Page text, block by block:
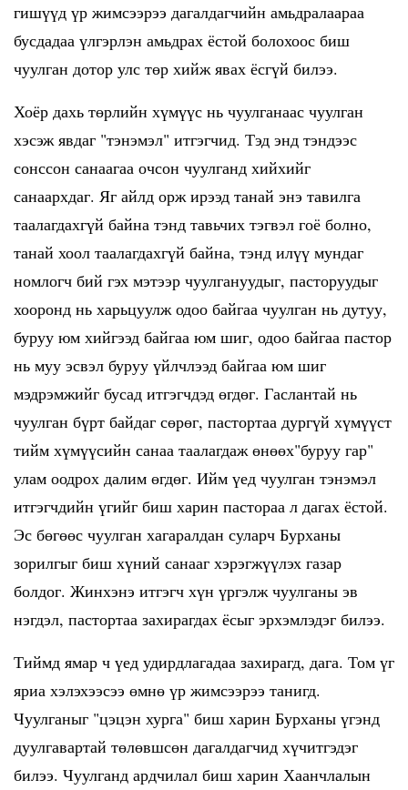
гишүүд үр жимсээрээ дагалдагчийн амьдралаараа
бусдадаа үлгэрлэн амьдрах ёстой болохоос биш
чуулган дотор улс төр хийж явах ёсгүй билээ.
Хоёр дахь төрлийн хүмүүс нь чуулганаас чуулган
хэсэж явдаг "тэнэмэл" итгэгчид. Тэд энд тэндээс
сонссон санаагаа очсон чуулганд хийхийг
санаархдаг. Яг айлд орж ирээд танай энэ тавилга
таалагдахгүй байна тэнд тавьчих тэгвэл гоё болно,
танай хоол таалагдахгүй байна, тэнд илүү мундаг
номлогч бий гэх мэтээр чуулгануудыг, пасторуудыг
хооронд нь харьцуулж одоо байгаа чуулган нь дутуу,
буруу юм хийгээд байгаа юм шиг, одоо байгаа пастор
нь муу эсвэл буруу үйлчлээд байгаа юм шиг
мэдрэмжийг бусад итгэгчдэд өгдөг. Гаслантай нь
чуулган бүрт байдаг сөрөг, пастортаа дургүй хүмүүст
тийм хүмүүсийн санаа таалагдаж өнөөх"буруу гар"
улам оодрох далим өгдөг. Ийм үед чуулган тэнэмэл
итгэгчдийн үгийг биш харин пастораа л дагах ёстой.
Эс бөгөөс чуулган хагаралдан суларч Бурханы
зорилгыг биш хүний санааг хэрэгжүүлэх газар
болдог. Жинхэнэ итгэгч хүн үргэлж чуулганы эв
нэгдэл, пастортаа захирагдах ёсыг эрхэмлэдэг билээ.
Тиймд ямар ч үед удирдлагадаа захирагд, дага. Том үг
яриа хэлэхээсээ өмнө үр жимсээрээ танигд.
Чуулганыг "цэцэн хурга" биш харин Бурханы үгэнд
дуулгавартай төлөвшсөн дагалдагчид хүчитгэдэг
билээ. Чуулганд ардчилал биш харин Хаанчлалын